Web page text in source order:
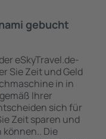
gebucht
eSkyTravel.de-
Sie Zeit und Geld
in in
Ihrer
sich für
Zeit sparen und
Die